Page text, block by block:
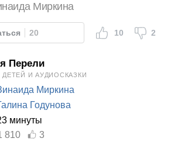
Миркина
20 10 2
Перели
ДЕТЕЙ И АУДИОСКАЗКИ
Миркина
Годунова
минуты
810
3